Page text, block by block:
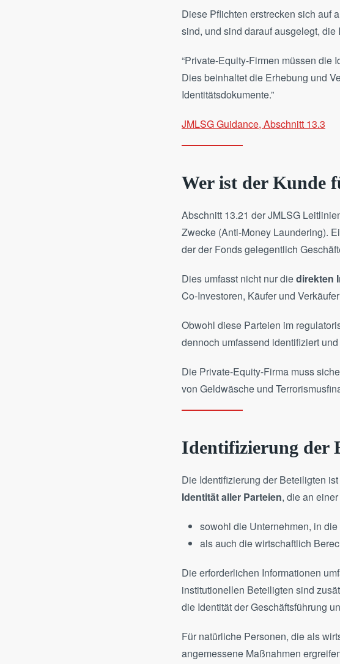
Diese Pflichten erstrecken sich auf
sind, und sind darauf ausgelegt,
“Private-Equity-Firmen müssen die
Dies beinhaltet die Erhebung und
Identitätsdokumente.”
JMLSG Guidance, Abschnitt 13.3
Wer ist der Kunde
Abschnitt 13.21 der JMLSG
Zwecke (Anti-Money Laundering).
der der Fonds gelegentlich
Dies umfasst nicht nur diedirekten
Co-Investoren, Käufer und
Obwohl diese Parteien im
dennoch umfassend identifiziert
Die Private-Equity-Firma muss
von Geldwäsche und
Identifizierung der
Die Identifizierung der Beteiligten
Identität aller Parteien, die an
sowohl die Unternehmen, in
als auch die wirtschaftlich
Die erforderlichen Informationen
institutionellen Beteiligten sind
die Identität der Geschäftsführung
Für natürliche Personen, die als
angemessene Maßnahmen